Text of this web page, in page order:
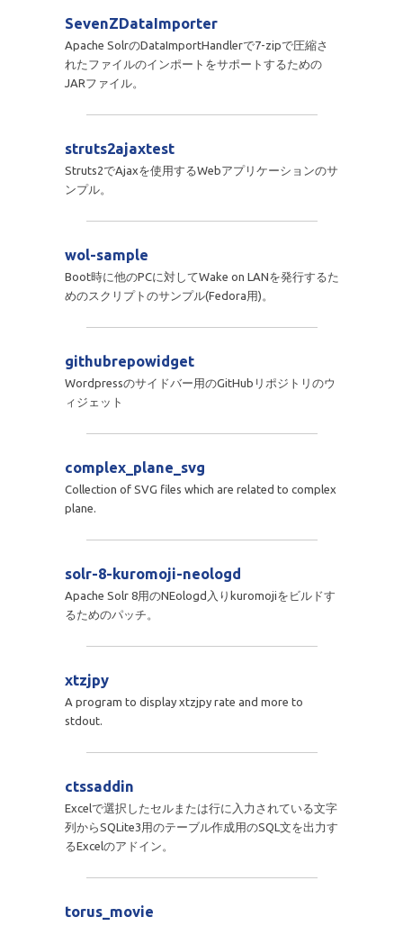
SevenZDataImporter
Apache SolrのDataImportHandlerで7-zipで圧縮さ
れたファイルのインポートをサポートするための
JARファイル。
struts2ajaxtest
Struts2でAjaxを使用するWebアプリケーションのサ
ンプル。
wol-sample
Boot時に他のPCに対してWake on LANを発行するた
めのスクリプトのサンプル(Fedora用)。
githubrepowidget
Wordpressのサイドバー用のGitHubリポジトリのウ
ィジェット
complex_plane_svg
Collection of SVG files which are related to complex
plane.
solr-8-kuromoji-neologd
Apache Solr 8用のNEologd入りkuromojiをビルドす
るためのパッチ。
xtzjpy
A program to display xtzjpy rate and more to
stdout.
ctssaddin
Excelで選択したセルまたは行に入力されている文字
列からSQLite3用のテーブル作成用のSQL文を出力す
るExcelのアドイン。
torus_movie